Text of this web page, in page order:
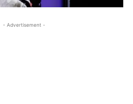
- Advertisement -